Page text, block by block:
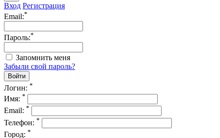
Вход Регистрация
Email:*
Пароль:*
Запомнить меня
Забыли свой пароль?
Логин: *
Имя: *
Email: *
Телефон: *
Город: *